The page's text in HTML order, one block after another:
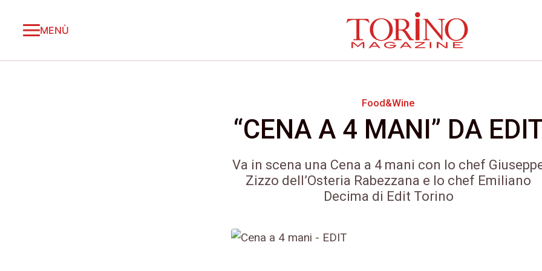
MENÙ
Food&Wine
“CENA A 4 MANI” DA
Va in scena una Cena a 4 mani con lo chef
Zizzo dell’Osteria Rabezzana e lo chef Emiliano
Decima di Edit Torino